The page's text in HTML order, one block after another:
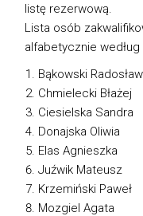
listę rezerwową.
Lista osób
alfabetycznie według
Bąkowski Radosław
Chmielecki Błażej
Ciesielska Sandra
Donajska Oliwia
Elas Agnieszka
Juźwik Mateusz
Krzemiński Paweł
Mozgiel Agata